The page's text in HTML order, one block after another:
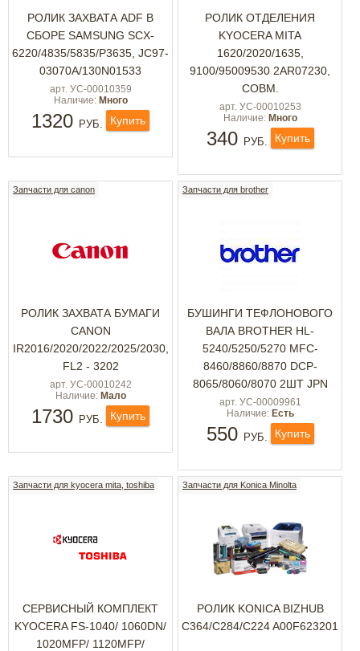
РОЛИК ЗАХВАТА ADF В
СБОРЕ SAMSUNG SCX-
6220/4835/5835/P3635, JC97-
03070A/130N01533
арт. УС-00010359
Наличие: Много
1320 РУБ. Купить
РОЛИК ОТДЕЛЕНИЯ
KYOCERA MITA
1620/2020/1635,
9100/95009530 2AR07230,
СОВМ.
арт. УС-00010253
Наличие: Много
340 РУБ. Купить
Запчасти для canon
РОЛИК ЗАХВАТА БУМАГИ
CANON
IR2016/2020/2022/2025/2030,
FL2 - 3202
арт. УС-00010242
Наличие: Мало
1730 РУБ. Купить
Запчасти для brother
БУШИНГИ ТЕФЛОНОВОГО
ВАЛА BROTHER HL-
5240/5250/5270 MFC-
8460/8860/8870 DCP-
8065/8060/8070 2ШТ JPN
арт. УС-00009961
Наличие: Есть
550 РУБ. Купить
Запчасти для kyocera mita, toshiba
СЕРВИСНЫЙ КОМПЛЕКТ
KYOCERA FS-1040/ 1060DN/
1020MFP/ 1120MFP/
Запчасти для Konica Minolta
РОЛИК KONICA BIZHUB
C364/C284/C224 A00F623201